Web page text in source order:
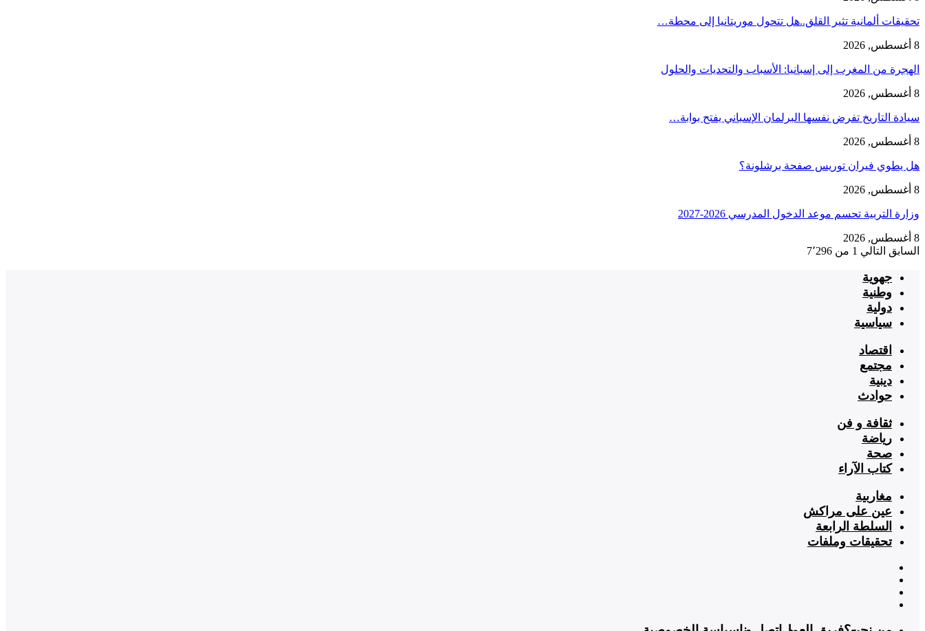
تحقيقات ألمانية تثير القلق..هل تتحول موريتانيا إلى محطة…
8 أغسطس, 2026
الهجرة من المغرب إلى إسبانيا: الأسباب والتحديات والحلول
8 أغسطس, 2026
سيادة التاريخ تفرض نفسها البرلمان الإسباني يفتح بوابة…
8 أغسطس, 2026
هل يطوي فيران توريس صفحة برشلونة؟
8 أغسطس, 2026
وزارة التربية تحسم موعد الدخول المدرسي 2026-2027
8 أغسطس, 2026
السابق التالي 1 من 7٬296
جهوية
وطنية
دولية
سياسية
اقتصاد
مجتمع
دينية
حوادث
ثقافة و فن
رياضة
صحة
كتاب الآراء
مغاربية
عين على مراكش
السلطة الرابعة
تحقيقات وملفات